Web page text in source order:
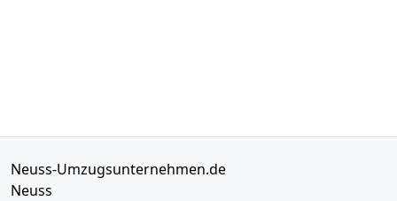
Neuss-Umzugsunternehmen.de
Neuss